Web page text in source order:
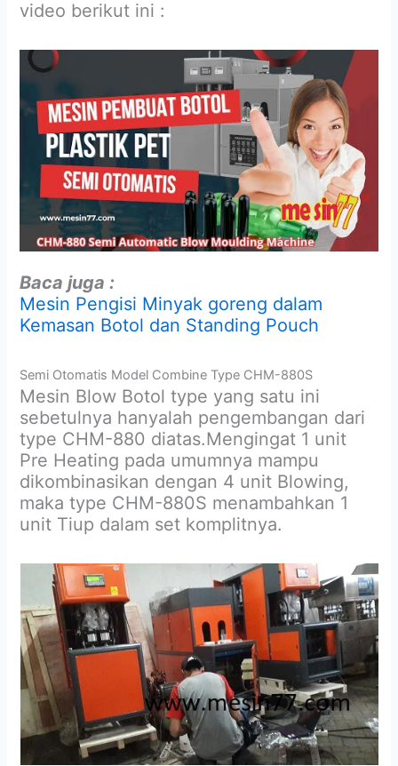
video berikut ini :
Baca juga :
Mesin Pengisi Minyak goreng dalam
Kemasan Botol dan Standing Pouch
Semi Otomatis Model Combine Type CHM-880S
Mesin Blow Botol type yang satu ini
sebetulnya hanyalah pengembangan dari
type CHM-880 diatas.Mengingat 1 unit
Pre Heating pada umumnya mampu
dikombinasikan dengan 4 unit Blowing,
maka type CHM-880S menambahkan 1
unit Tiup dalam set komplitnya.